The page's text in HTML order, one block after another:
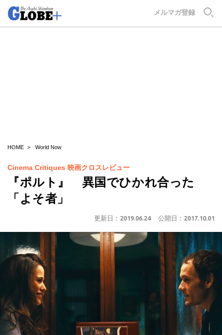
メルマガ登録
HOME World Now
Cinema Critiques 映画クロスレビュー
『ポルト』 異国でひかれ合った
「よそ者」
更新日： 2019.06.24 公開日： 2017.10.01